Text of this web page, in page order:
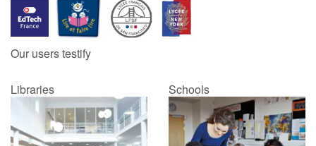
Our users testify
Libraries Schools